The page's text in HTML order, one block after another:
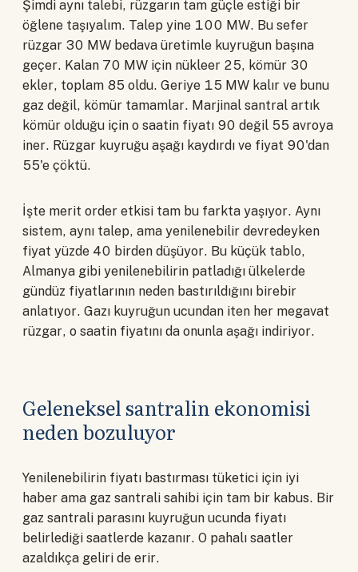
Şimdi aynı talebi, rüzgarın tam güçle estiği bir
öğlene taşıyalım. Talep yine 100 MW. Bu sefer
rüzgar 30 MW bedava üretimle kuyruğun başına
geçer. Kalan 70 MW için nükleer 25, kömür 30
ekler, toplam 85 oldu. Geriye 15 MW kalır ve bunu
gaz değil, kömür tamamlar. Marjinal santral artık
kömür olduğu için o saatin fiyatı 90 değil 55 avroya
iner. Rüzgar kuyruğu aşağı kaydırdı ve fiyat 90'dan
55'e çöktü.
İşte merit order etkisi tam bu farkta yaşıyor. Aynı
sistem, aynı talep, ama yenilenebilir devredeyken
fiyat yüzde 40 birden düşüyor. Bu küçük tablo,
Almanya gibi yenilenebilirin patladığı ülkelerde
gündüz fiyatlarının neden bastırıldığını birebir
anlatıyor. Gazı kuyruğun ucundan iten her megavat
rüzgar, o saatin fiyatını da onunla aşağı indiriyor.
Geleneksel santralin ekonomisi
neden bozuluyor
Yenilenebilirin fiyatı bastırması tüketici için iyi
haber ama gaz santrali sahibi için tam bir kabus. Bir
gaz santrali parasını kuyruğun ucunda fiyatı
belirlediği saatlerde kazanır. O pahalı saatler
azaldıkça geliri de erir.